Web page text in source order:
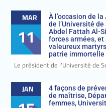
MAR
11
À l’occasion de
de l’Université
Abdel Fattah Al-
forces armées,
valeureux
patrie immortelle
Le président de l'Université de
JAN
4 façons de
de maîtrise,
femmes,